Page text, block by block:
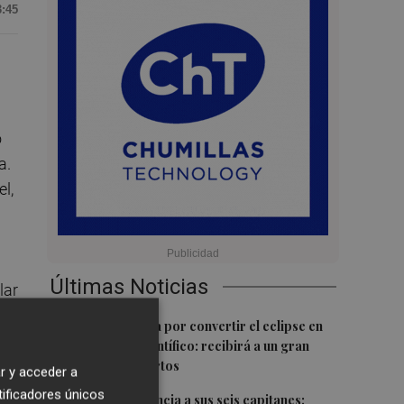
Últimas Noticias
Castelló apuesta por convertir el eclipse en
un referente científico: recibirá a un gran
equipo de expertos
El Villarreal anuncia a sus seis capitanes:
y acceder a
únicos